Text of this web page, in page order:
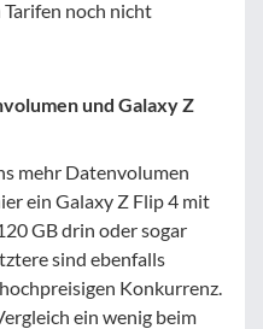
noch nicht
und Galaxy Z
mehr Datenvolumen
ein Galaxy Z Flip 4 mit
GB drin oder sogar
sind ebenfalls
Konkurrenz.
ein wenig beim